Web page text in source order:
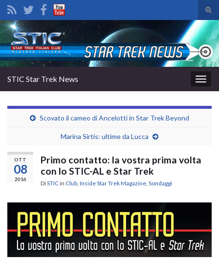
il
di
Search for:
la
STIC Star Trek News
Scovato il cameo di Ancelotti in Star Trek Beyond
Marina Sirtis: ultime da Lucca
OTT
08
2016
Primo contatto: la vostra prima volta
con lo STIC-AL e Star Trek
DiSTICin Club Inside Star Trek Magazine Sondaggi